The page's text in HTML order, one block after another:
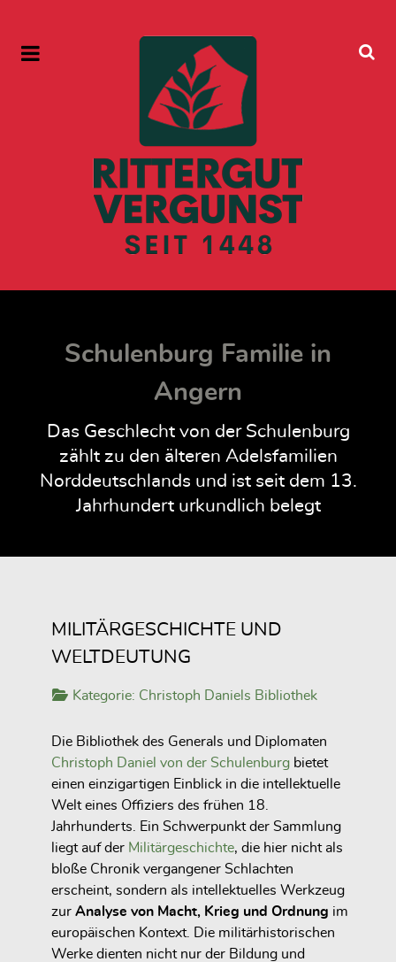
Schulenburg Familie in
Angern
Das Geschlecht von der Schulenburg
zählt zu den älteren Adelsfamilien
Norddeutschlands und ist seit dem 13.
Jahrhundert urkundlich belegt
MILITÄRGESCHICHTE UND
WELTDEUTUNG
Kategorie: Christoph Daniels Bibliothek
Die Bibliothek des Generals und Diplomaten
Christoph Daniel von der Schulenburg bietet
einen einzigartigen Einblick in die intellektuelle
Welt eines Offiziers des frühen 18.
Jahrhunderts. Ein Schwerpunkt der Sammlung
liegt auf der Militärgeschichte, die hier nicht als
bloße Chronik vergangener Schlachten
erscheint, sondern als intellektuelles Werkzeug
zur Analyse von Macht, Krieg und Ordnung im
europäischen Kontext. Die militärhistorischen
Werke dienten nicht nur der Bildung und